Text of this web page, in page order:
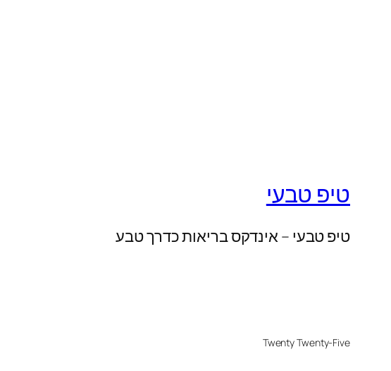
טיפ טבעי
טיפ טבעי – אינדקס בריאות כדרך טבע
Twenty Twenty-Five